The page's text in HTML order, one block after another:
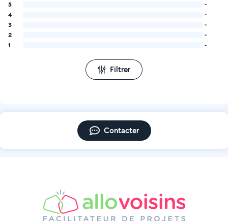
5
-
4
-
3
-
2
-
1
-
Filtrer
Contacter